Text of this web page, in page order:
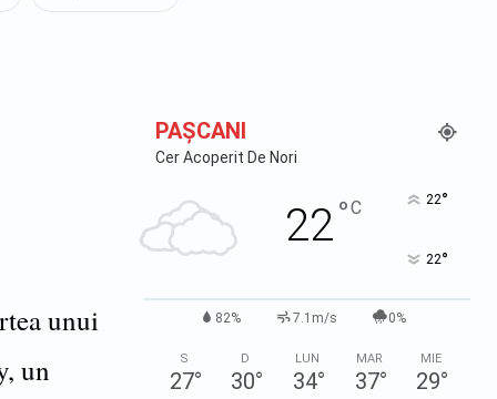
unui
un
PAŞCANI
Cer Acoperit De Nori
22°C 22°
22°
82% 7.1m/s 0%
S
27°
D
30°
LUN
34°
MAR
37°
MIE
29°